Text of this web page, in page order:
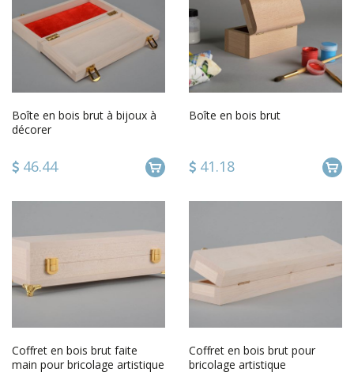
Boîte en bois brut à bijoux à
décorer
46.44
Boîte en bois brut
41.18
Coffret en bois brut faite
main pour bricolage artistique
Coffret en bois brut pour
bricolage artistique